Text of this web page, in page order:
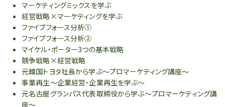
マーケティングミックスを学ぶ
経営戦略×マーケティングを学ぶ
ファイブフォース分析①
ファイブフォース分析②
マイケル・ポーター3つの基本戦略
競争戦略×経営戦略
元韓国トヨタ社長から学ぶ～プロマーケティング講座～
事業再生～企業経営・企業再生を学ぶ～
元名古屋グランパス代表取締役から学ぶ～プロマーケティング講
座～